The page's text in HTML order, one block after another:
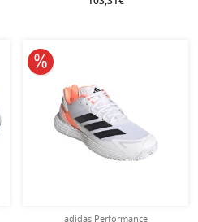
adidas Performance
10% obniżone